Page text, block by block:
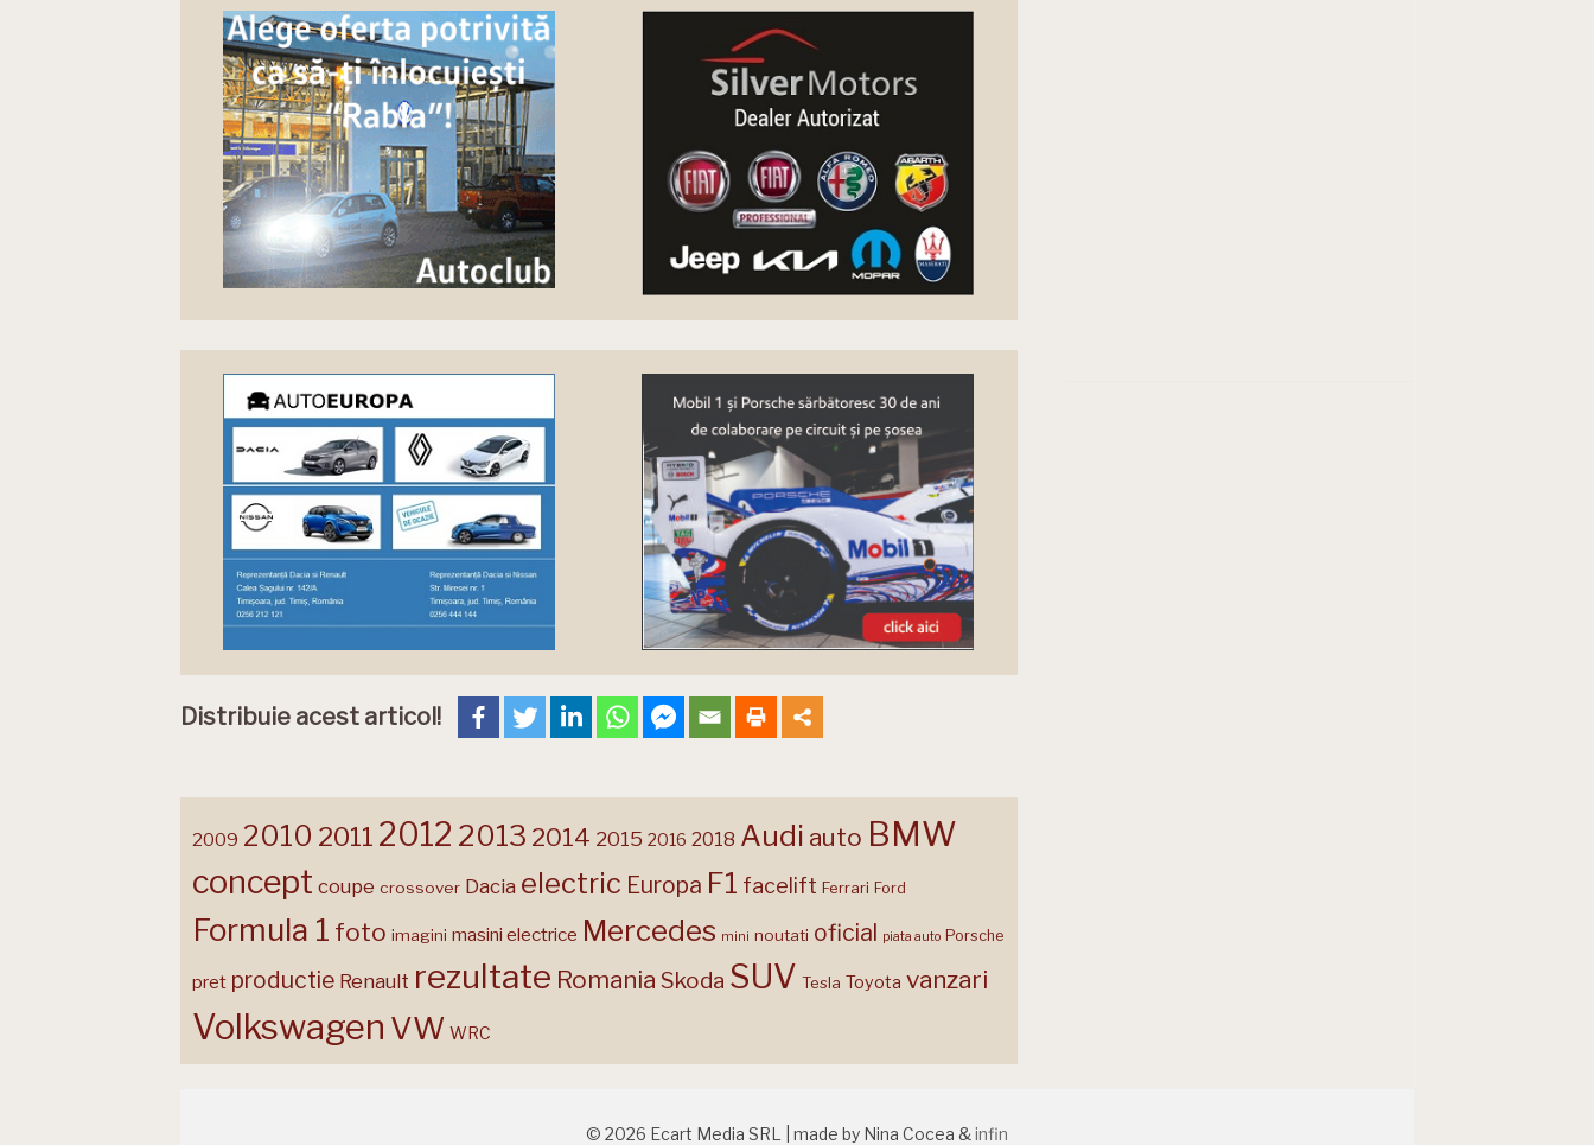
Distribuie acest articol!
2009 2010 2011 2012 2013 2014 2015 2016 2018 Audi auto BMW
concept coupe crossover Dacia electric Europa F1 facelift Ferrari Ford
Formula 1 foto imagini masini electrice Mercedes mini noutati oficial piata auto Porsche
pret productie Renault rezultate Romania Skoda SUV Tesla Toyota vanzari
Volkswagen VW WRC
© 2026 Ecart Media SRL | made by Nina Cocea &infin